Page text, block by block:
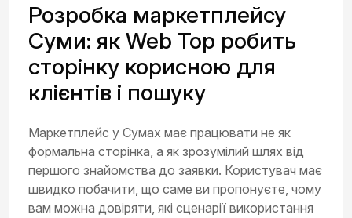
Розробка маркетплейсу
Суми: як Web Top робить
сторінку корисною для
клієнтів і пошуку
Маркетплейс у Сумах має працювати не як
формальна сторінка, а як зрозумілий шлях від
першого знайомства до заявки. Користувач має
швидко побачити, що саме ви пропонуєте, чому
вам можна довіряти, які сценарії використання